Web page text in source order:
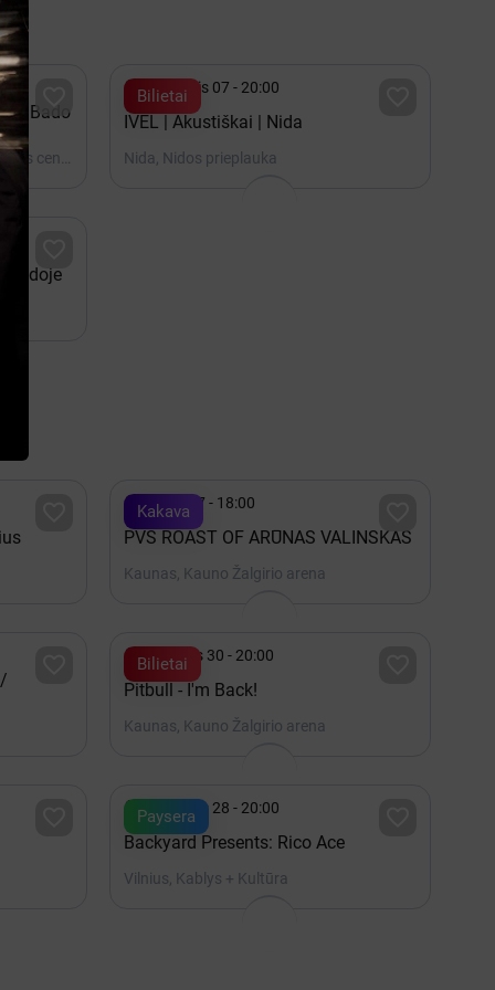

„Bado
Bilietai
Rugpjūtis 07 - 20:00
IVEL | Akustiškai | Nida
Nida, Nidos prieplauka
Nidoje
Kakava
 Spalis 17 - 18:00
PVŠ ROAST OF ARŪNAS VALINSKAS
Kaunas, Kauno Žalgirio arena
Bilietai
Lapkritis 30 - 20:00
Pitbull - I'm Back!
Kaunas, Kauno Žalgirio arena
Paysera
Rugpjūtis 28 - 20:00
Backyard Presents: Rico Ace
Vilnius, Kablys + Kultūra